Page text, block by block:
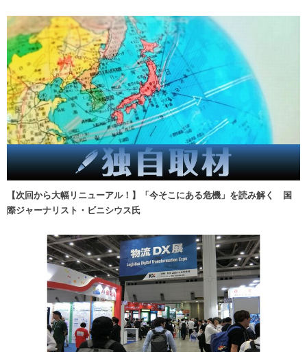
【次回から大幅リニューアル！】「今そこにある危機」を読み解く 国
際ジャーナリスト・ビニシウス氏